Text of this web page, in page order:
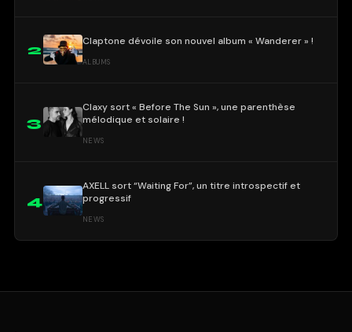
2
Claptone dévoile son nouvel album « Wanderer » !
ALBUMS
3
Claxy sort « Before The Sun », une parenthèse
mélodique et solaire !
NEWS
4
AXELL sort “Waiting For”, un titre introspectif et
progressif
NEWS